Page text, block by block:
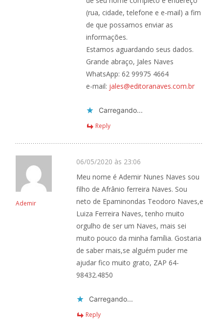
(rua, cidade, telefone e e-mail) a fim
de que possamos enviar as
informações.
Estamos aguardando seus dados.
Grande abraço, Jales Naves
WhatsApp: 62 99975 4664
e-mail: jales@editoranaves.com.br
Carregando...
Reply
Ademir
06/05/2020 às 23:06
Meu nome é Ademir Nunes Naves sou
filho de Afrânio ferreira Naves. Sou
neto de Epaminondas Teodoro Naves,e
Luiza Ferreira Naves, tenho muito
orgulho de ser um Naves, mais sei
muito pouco da minha família. Gostaria
de saber mais,se alguém puder me
ajudar fico muito grato, ZAP 64-
98432.4850
Carregando...
Reply